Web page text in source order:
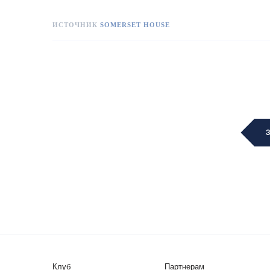
ИСТОЧНИК SOMERSET HOUSE
Клуб Партнерам